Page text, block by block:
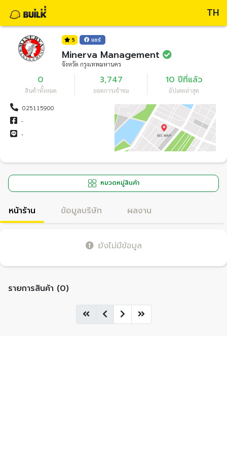
TH
5 แชร์
Minerva Management
จังหวัด กรุงเทพมหานคร
0
สินค้าทั้งหมด
3,747
ยอดการเข้าชม
10 ปีที่แล้ว
อัปเดตล่าสุด
025115900
-
-
หมวดหมู่สินค้า
หน้าร้าน ข้อมูลบริษัท ผลงาน
ยังไม่มีข้อมูล
รายการสินค้า (0)